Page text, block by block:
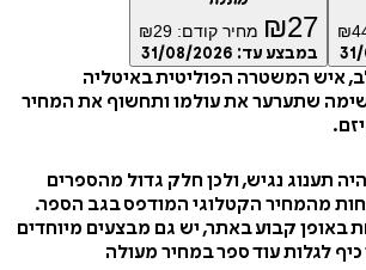
₪
₪27 מחיר קודם: ₪29
במבצע עד: 31/08/2026
איש המשטרה הפוליטית באיטליה
שתערער את עולמו ותחשוף את המחיר
תענוג נגיש, ולכן חלק גדול מהספרים
מהמחיר הקטלוגי המודפס בגב הספר.
באופן קבוע באתר, יש גם מבצעים מיוחדים
לגלות עוד ספר במחיר מעולה